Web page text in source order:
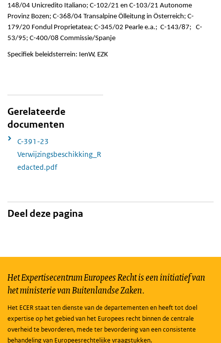
148/04 Unicredito Italiano; C-102/21 en C-103/21 Autonome
Provinz Bozen; C-368/04 Transalpine Ölleitung in Österreich; C-
179/20 Fondul Proprietatea; C-345/02 Pearle e.a.; C-143/87; C-
53/95; C-400/08 Commissie/Spanje
Specifiek beleidsterrein: IenW, EZK
Gerelateerde
documenten
C-391-23
Verwijzingsbeschikking_R
edacted.pdf
Deel deze pagina
Het Expertisecentrum Europees Recht is een initiatief van
het ministerie van Buitenlandse Zaken.
Het ECER staat ten dienste van de departementen en heeft tot doel
expertise op het gebied van het Europees recht binnen de centrale
overheid te bevorderen, mede ter bevordering van een consistente
behandeling van Europeesrechtelijke vraagstukken.